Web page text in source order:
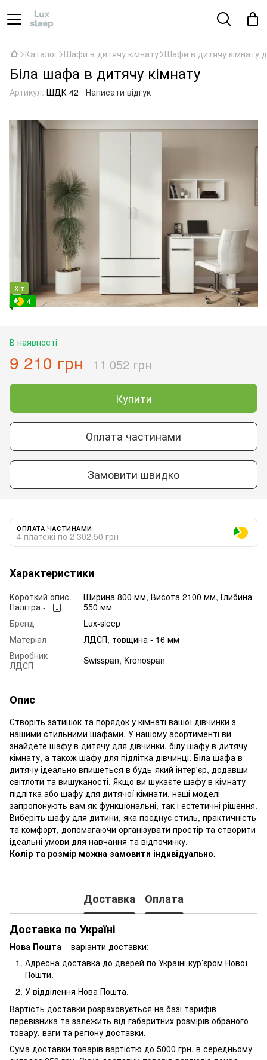
Каталог Шафи в дитячу кімнату Шафи в дитячу кімнату
Біла шафа в дитячу кімнату
Артикул: ШДК 42 Написати відгук
Хіт
4
В наявності
9 210 грн 11 052 грн
Купити
Оплата частинами
Замовити швидко
ОПЛАТА ЧАСТИНАМИ
4 платежі по 2 302.50 грн
Характеристики
Короткий опис.
Палітра -
Ширина 800 мм, Висота 2100 мм, Глибина
550 мм
Бренд
Lux-sleep
Матеріал
ЛДСП, товщина - 16 мм
Виробник
ЛДСП
Swisspan, Kronospan
Опис
Створіть затишок та порядок у кімнаті вашої дівчинки з
нашими стильними шафами. У нашому асортименті ви
знайдете шафу в дитячу для дівчинки, білу шафу в дитячу
кімнату, а також шафу для підлітка дівчинці. Біла шафа в
дитячу ідеально впишеться в будь-який інтер'єр, додавши
світлоти та вишуканості. Якщо ви шукаєте шафу в кімнату
підлітка або шафу для дитячої кімнати, наші моделі
запропонують вам як функціональні, так і естетичні рішення.
Виберіть шафу для дитини, яка поєднує стиль, практичність
та комфорт, допомагаючи організувати простір та створити
ідеальні умови для навчання та відпочинку.
Колір та розмір можна замовити індивідуально.
Доставка
Оплата
Доставка по Україні
Нова Пошта – варіанти доставки:
Адресна доставка до дверей по Україні кур’єром Нової
Пошти.
У відділення Нова Пошта.
Вартість доставки розраховується на базі тарифів
перевізника та залежить від габаритних розмірів обраного
товару, ваги та регіону доставки.
Сума доставки товарів вартістю до 5000 грн. в середньому